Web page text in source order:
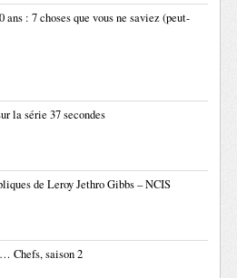
ans : 7 choses que vous ne saviez (peut-
la série 37 secondes
de Leroy Jethro Gibbs – NCIS
Chefs, saison 2